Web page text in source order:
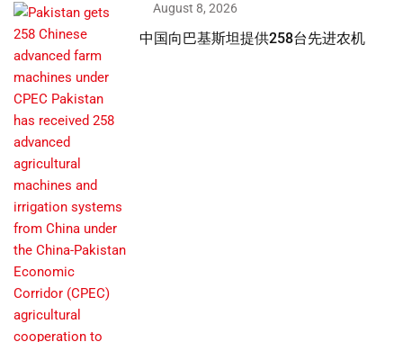
August 8, 2026
中国向巴基斯坦提供258台先进农机